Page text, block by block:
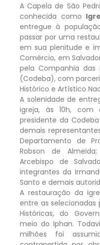
A Capela de São
conhecida como
entregue à
passar por uma
em sua plenitude e
Comércio, em
pela Companhia das
(Codeba), com
Histórico e Artístico
A solenidade de
igreja, às 10h, com
presidente da
demais
Departamento de
Robson de
Arcebispo de
integrantes da
Santo e demais
A restauração da
entre as selecionadas
Históricas, do
meio do Iphan.
milhões foi